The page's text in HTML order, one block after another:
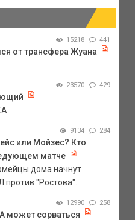
15218 441
от трансфера Жуана
23570 429
9134 284
или Мойзес? Кто
матче
дома начнут
против "Ростова".
12990 258
может сорваться